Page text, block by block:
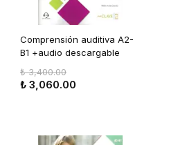
Comprensión auditiva A2-
B1 +audio descargable
₺ 3,400.00
₺ 3,060.00